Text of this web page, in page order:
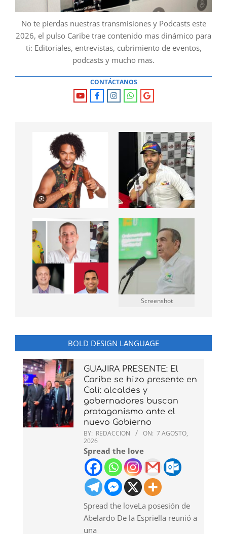
No te pierdas nuestras transmisiones y Podcasts este
2026, el pulso Caribe trae contenido mas dinámico para
ti: Editoriales, entrevistas, cubrimiento de eventos,
podcasts y mucho mas.
CONTÁCTANOS
Screenshot
BOLD DESIGN LANGUAGE
GUAJIRA PRESENTE: El
Caribe se hizo presente en
Cali: alcaldes y
gobernadores buscan
protagonismo ante el
nuevo Gobierno
BY: REDACCION ON: 7 AGOSTO,
2026
Spread the love
Spread the loveLa posesión de
Abelardo De la Espriella reunió a
una